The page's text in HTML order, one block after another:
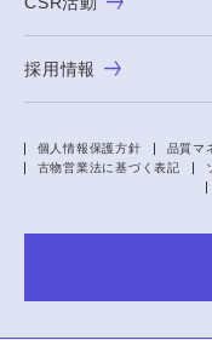
採用情報
個人情報保護方針 品質マ
古物営業法に基づく表記